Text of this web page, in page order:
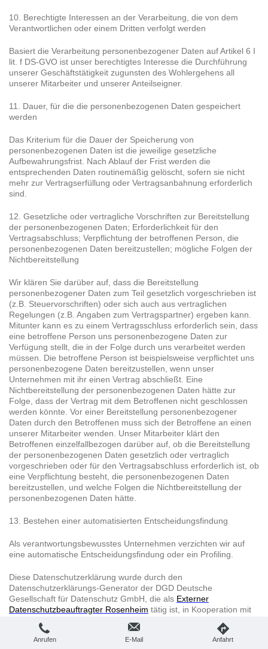
10. Berechtigte Interessen an der Verarbeitung, die von dem
Verantwortlichen oder einem Dritten verfolgt werden
Basiert die Verarbeitung personenbezogener Daten auf Artikel 6 I
lit. f DS-GVO ist unser berechtigtes Interesse die Durchführung
unserer Geschäftstätigkeit zugunsten des Wohlergehens all
unserer Mitarbeiter und unserer Anteilseigner.
11. Dauer, für die die personenbezogenen Daten gespeichert
werden
Das Kriterium für die Dauer der Speicherung von
personenbezogenen Daten ist die jeweilige gesetzliche
Aufbewahrungsfrist. Nach Ablauf der Frist werden die
entsprechenden Daten routinemäßig gelöscht, sofern sie nicht
mehr zur Vertragserfüllung oder Vertragsanbahnung erforderlich
sind.
12. Gesetzliche oder vertragliche Vorschriften zur Bereitstellung
der personenbezogenen Daten; Erforderlichkeit für den
Vertragsabschluss; Verpflichtung der betroffenen Person, die
personenbezogenen Daten bereitzustellen; mögliche Folgen der
Nichtbereitstellung
Wir klären Sie darüber auf, dass die Bereitstellung
personenbezogener Daten zum Teil gesetzlich vorgeschrieben ist
(z.B. Steuervorschriften) oder sich auch aus vertraglichen
Regelungen (z.B. Angaben zum Vertragspartner) ergeben kann.
Mitunter kann es zu einem Vertragsschluss erforderlich sein, dass
eine betroffene Person uns personenbezogene Daten zur
Verfügung stellt, die in der Folge durch uns verarbeitet werden
müssen. Die betroffene Person ist beispielsweise verpflichtet uns
personenbezogene Daten bereitzustellen, wenn unser
Unternehmen mit ihr einen Vertrag abschließt. Eine
Nichtbereitstellung der personenbezogenen Daten hätte zur
Folge, dass der Vertrag mit dem Betroffenen nicht geschlossen
werden könnte. Vor einer Bereitstellung personenbezogener
Daten durch den Betroffenen muss sich der Betroffene an einen
unserer Mitarbeiter wenden. Unser Mitarbeiter klärt den
Betroffenen einzelfallbezogen darüber auf, ob die Bereitstellung
der personenbezogenen Daten gesetzlich oder vertraglich
vorgeschrieben oder für den Vertragsabschluss erforderlich ist, ob
eine Verpflichtung besteht, die personenbezogenen Daten
bereitzustellen, und welche Folgen die Nichtbereitstellung der
personenbezogenen Daten hätte.
13. Bestehen einer automatisierten Entscheidungsfindung
Als verantwortungsbewusstes Unternehmen verzichten wir auf
eine automatische Entscheidungsfindung oder ein Profiling.
Diese Datenschutzerklärung wurde durch den
Datenschutzerklärungs-Generator der DGD Deutsche
Gesellschaft für Datenschutz GmbH, die als Externer
Datenschutzbeauftragter Rosenheim tätig ist, in Kooperation mit
Anrufen E-Mail Anfahrt